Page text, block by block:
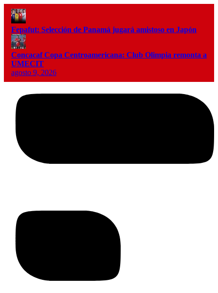
Fepafut: Selección de Panamá jugará amistoso en Japón
Concacaf Copa Centroamericana: Club Olimpia remonta a
UMECIT
agosto 9, 2026